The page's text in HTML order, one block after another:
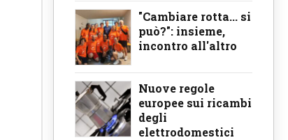
"Cambiare rotta... si
può?": insieme,
incontro all'altro
Nuove regole
europee sui ricambi
degli
elettrodomestici